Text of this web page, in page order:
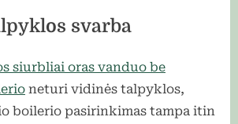
svarba
siurbliai oras vanduo be
neturi vidinės talpyklos,
boilerio pasirinkimas tampa itin